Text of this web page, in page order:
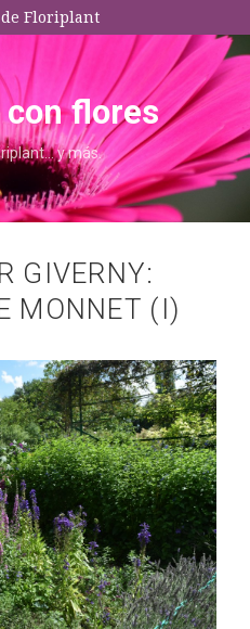
Floriplant
con flores
y más.
GIVERNY:
MONNET (I)